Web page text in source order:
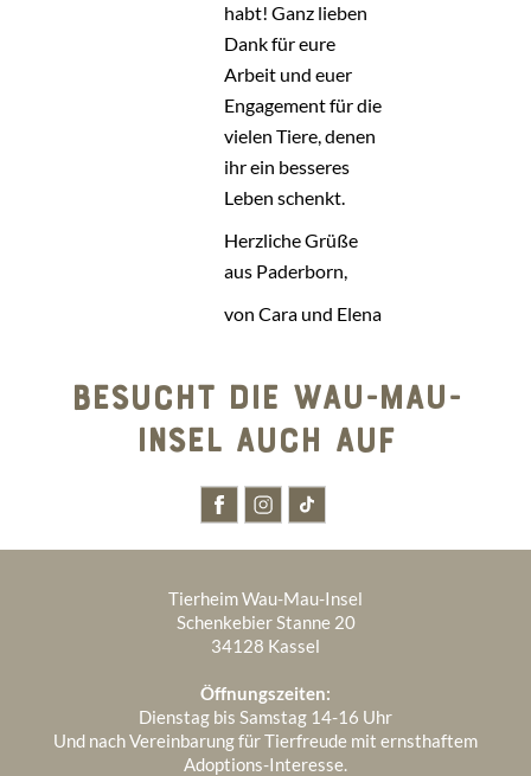
habt! Ganz lieben
Dank für eure
Arbeit und euer
Engagement für die
vielen Tiere, denen
ihr ein besseres
Leben schenkt.
Herzliche Grüße
aus Paderborn,
von Cara und Elena
BESUCHT DIE WAU-MAU-
INSEL AUCH AUF
Tierheim Wau-Mau-Insel
Schenkebier Stanne 20
34128 Kassel
Öffnungszeiten:
Dienstag bis Samstag 14-16 Uhr
Und nach Vereinbarung für Tierfreude mit ernsthaftem
Adoptions-Interesse.